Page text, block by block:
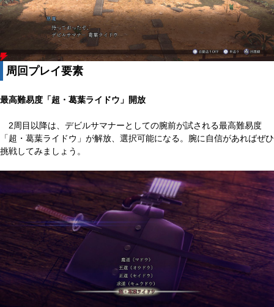
周回プレイ要素
最高難易度「超・葛葉ライドウ」開放
2周目以降は、デビルサマナーとしての腕前が試される最高難易度
「超・葛葉ライドウ」が解放、選択可能になる。腕に自信があればぜひ
挑戦してみましょう。